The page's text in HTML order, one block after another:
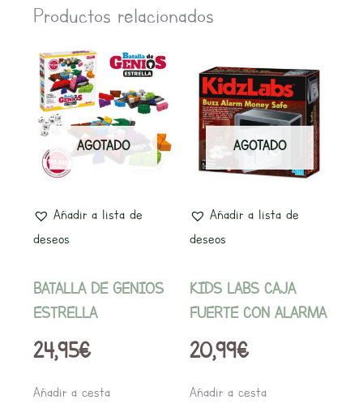
Productos relacionados
AGOTADO
Añadir a lista de
deseos
BATALLA DE GENIOS
ESTRELLA
24,95€
Añadir a cesta
AGOTADO
Añadir a lista de
deseos
KIDS LABS CAJA
FUERTE CON ALARMA
20,99€
Añadir a cesta